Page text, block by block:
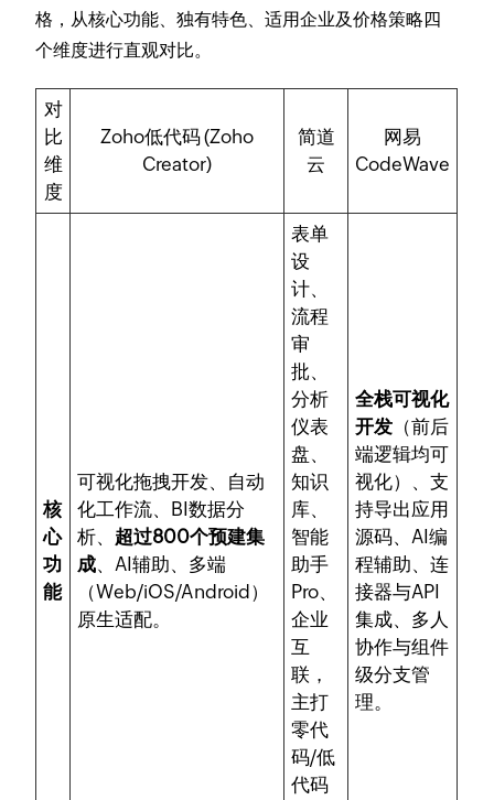
格，从核心功能、独有特色、适用企业及价格策略四
个维度进行直观对比。
对
比
维
度
Zoho低代码 (Zoho
Creator)
简道
云
网易
CodeWave
核
心
功
能
可视化拖拽开发、自动
化工作流、BI数据分
析、 超过800个预建集
成、AI辅助、多端
（Web/iOS/Android）
原生适配。
表单
设
计、
流程
审
批、
分析
仪表
盘、
知识
库、
智能
助手
Pro、
企业
互
联，
主打
零代
码/低
代码
全栈可视化
开发 （前后
端逻辑均可
视化）、支
持导出应用
源码、AI编
程辅助、连
接器与API
集成、多人
协作与组件
级分支管
理。